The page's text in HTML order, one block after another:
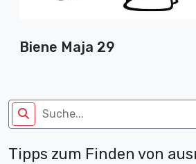
Biene Maja 29
Tipps zum Finden von